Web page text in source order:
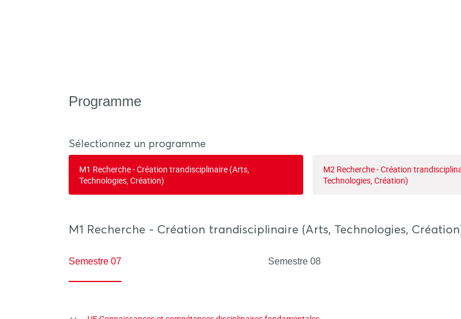
Programme
Sélectionnez un programme
M1 Recherche - Création trandisciplinaire (Arts,
Technologies, Création)
M2 Recherche - Création
Technologies, Création)
M1 Recherche - Création trandisciplinaire (Arts, Technologies,
Semestre 07 Semestre 08